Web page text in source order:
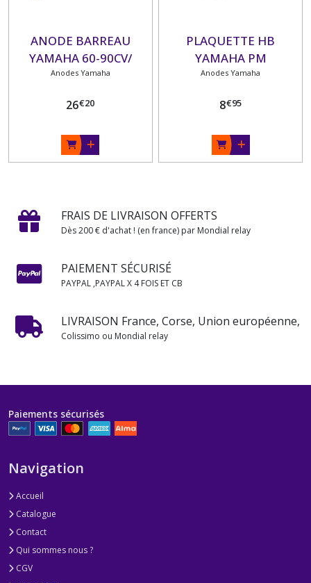
ANODE BARREAU
YAMAHA 60-90CV/
Anodes Yamaha
26€20
PLAQUETTE HB
YAMAHA PM
Anodes Yamaha
8€95
FRAIS DE LIVRAISON OFFERTS
Dès 200 € d'achat ! (en france) par Mondial relay
PAIEMENT SÉCURISÉ
PAYPAL ,PAYPAL X 4 FOIS ET CB
LIVRAISON France, Corse, Union européenne,
Colissimo ou Mondial relay
Paiements sécurisés
Navigation
Accueil
Catalogue
Contact
Qui sommes nous ?
CGV